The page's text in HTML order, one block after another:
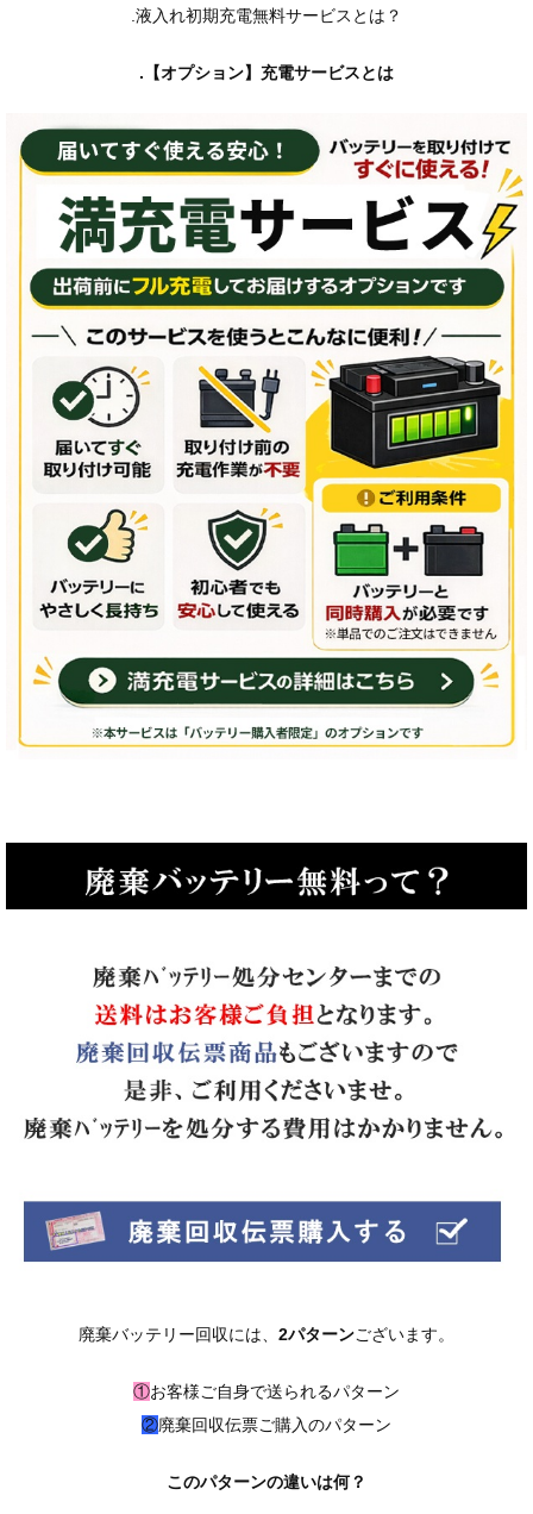
.液入れ初期充電無料サービスとは？
.【オプション】充電サービスとは
廃棄バッテリー回収には、 2パターンございます。
①お客様ご自身で送られるパターン
②廃棄回収伝票ご購入のパターン
このパターンの違いは何？